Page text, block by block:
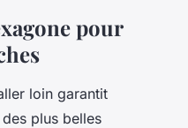
pour
loin garantit
des plus belles